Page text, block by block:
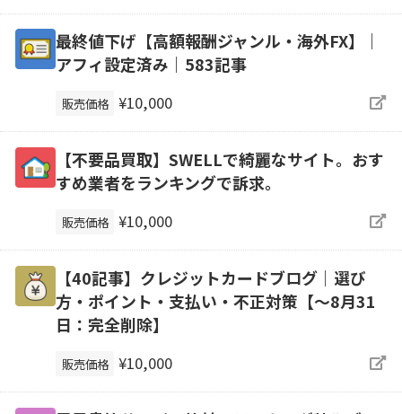
最終値下げ【高額報酬ジャンル・海外FX】｜
アフィ設定済み｜583記事
販売価格 ¥10,000
【不要品買取】SWELLで綺麗なサイト。おす
すめ業者をランキングで訴求。
販売価格 ¥10,000
【40記事】クレジットカードブログ｜選び
方・ポイント・支払い・不正対策【～8月31
日：完全削除】
販売価格 ¥10,000